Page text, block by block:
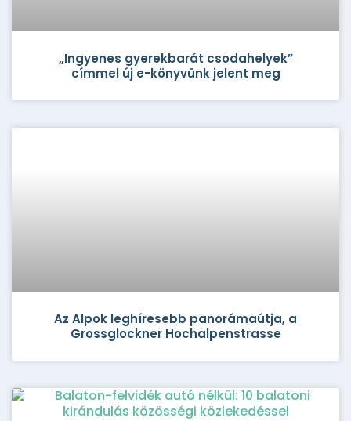
„Ingyenes gyerekbarát csodahelyek”
címmel új e-könyvünk jelent meg
Az Alpok leghíresebb panorámaútja, a
Grossglockner Hochalpenstrasse